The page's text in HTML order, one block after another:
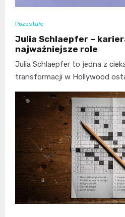
Pozostałe
Julia Schlaepfer –
najważniejsze role
Julia Schlaepfer to jedna z
transformacji w Hollywood